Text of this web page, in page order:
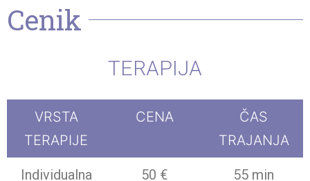
Cenik
TERAPIJA
VRSTA
TERAPIJE
CENA
ČAS
TRAJANJA
Individualna 50 € 55 min